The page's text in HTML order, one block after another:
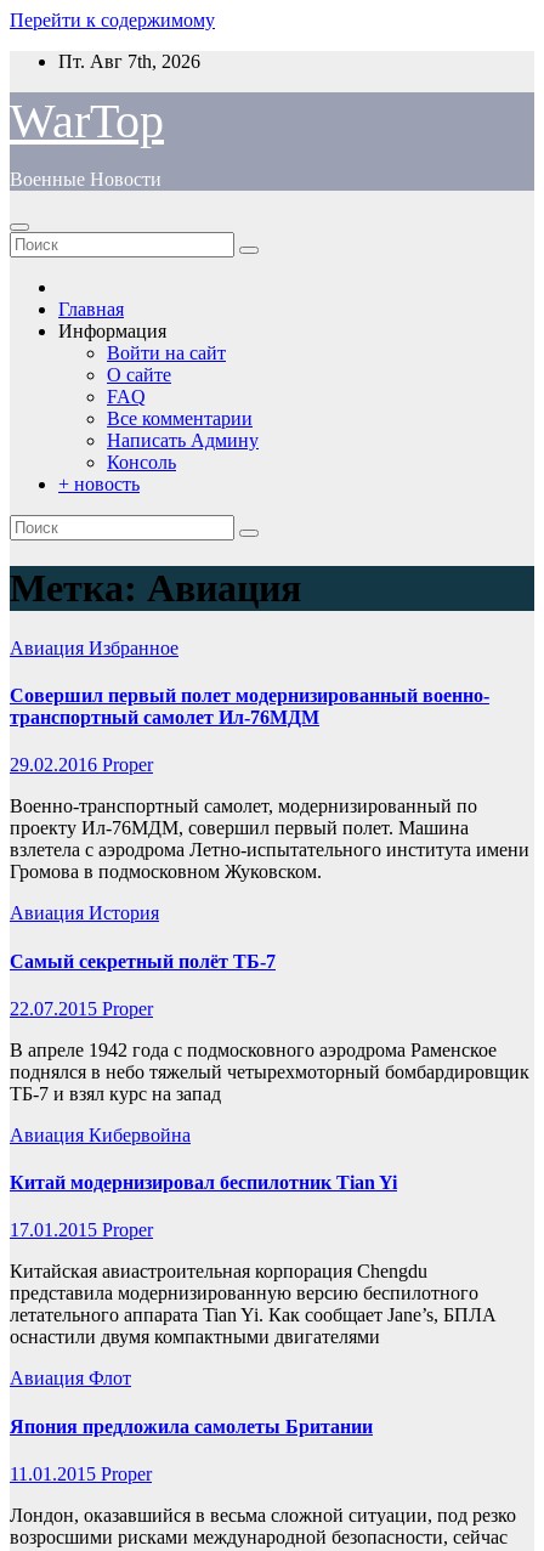
Перейти к содержимому
Пт. Авг 7th, 2026
WarTop
Военные Новости
Главная
Информация
Войти на сайт
О сайте
FAQ
Все комментарии
Написать Админу
Консоль
+ новость
Метка: Авиация
Авиация Избранное
Совершил первый полет модернизированный военно-
транспортный самолет Ил-76МДМ
29.02.2016 Proper
Военно-транспортный самолет, модернизированный по
проекту Ил-76МДМ, совершил первый полет. Машина
взлетела с аэродрома Летно-испытательного института имени
Громова в подмосковном Жуковском.
Авиация История
Самый секретный полёт ТБ-7
22.07.2015 Proper
В апреле 1942 года с подмосковного аэродрома Раменское
поднялся в небо тяжелый четырехмоторный бомбардировщик
ТБ-7 и взял курс на запад
Авиация Кибервойна
Китай модернизировал беспилотник Tian Yi
17.01.2015 Proper
Китайская авиастроительная корпорация Chengdu
представила модернизированную версию беспилотного
летательного аппарата Tian Yi. Как сообщает Jane’s, БПЛА
оснастили двумя компактными двигателями
Авиация Флот
Япония предложила самолеты Британии
11.01.2015 Proper
Лондон, оказавшийся в весьма сложной ситуации, под резко
возросшими рисками международной безопасности, сейчас